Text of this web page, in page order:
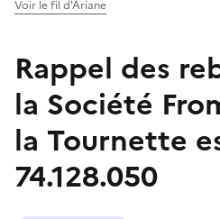
Voir le fil d'Ariane
Rappel des
la Société
la Tournette
74.128.050